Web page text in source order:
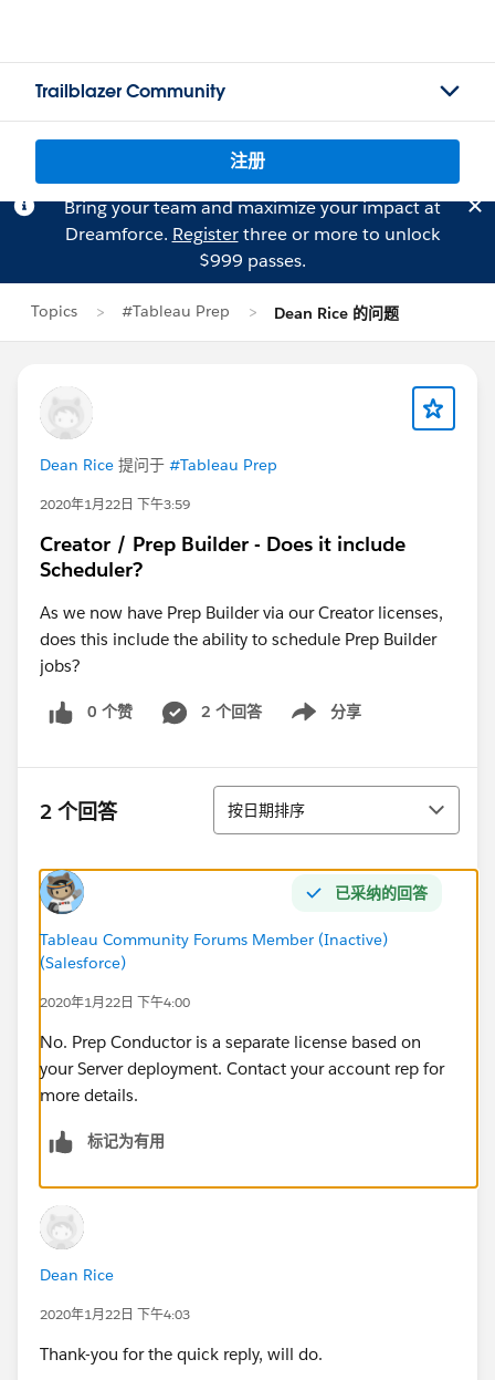
Trailblazer Community
注册
Bring your team and maximize your impact at
Dreamforce. Registerthree or more to unlock
$999 passes.
Topics #Tableau Prep Dean Rice 的问题
Dean Rice 提问于 #Tableau Prep
2020年1月22日 下午3:59
Creator / Prep Builder - Does it include
Scheduler?
As we now have Prep Builder via our Creator licenses,
does this include the ability to schedule Prep Builder
jobs?
0 个赞 2 个回答 分享
Show menu
2 个回答 排序
按日期排序
已采纳的回答
Tableau Community Forums Member (Inactive)
(Salesforce)
2020年1月22日 下午4:00
No. Prep Conductor is a separate license based on
your Server deployment. Contact your account rep for
more details.
标记为有用
Dean Rice
2020年1月22日 下午4:03
Thank-you for the quick reply, will do.